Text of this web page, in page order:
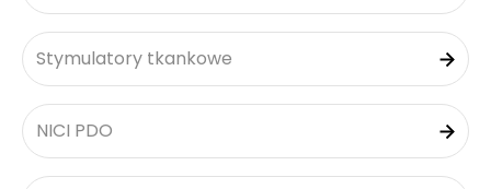
Stymulatory tkankowe
NICI PDO